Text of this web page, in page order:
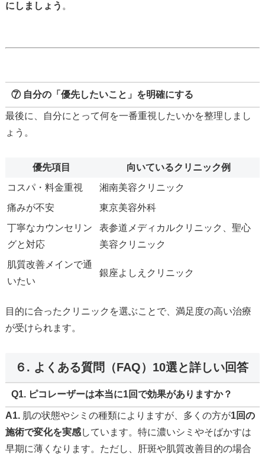
にしましょう 。
⑦ 自分の「優先したいこと」を明確にする
最後に、自分にとって何を一番重視したいかを整理しまし
ょう。
優先項目
向いているクリニック例
コスパ・料金重視
湘南美容クリニック
痛みが不安
東京美容外科
丁寧なカウンセリン
グと対応
表参道メディカルクリニック、聖心
美容クリニック
肌質改善メインで通
いたい
銀座よしえクリニック
目的に合ったクリニックを選ぶことで、満足度の高い治療
が受けられます。
６. よくある質問（FAQ）10選と詳しい回答
Q1. ピコレーザーは本当に1回で効果がありますか？
A1. 肌の状態やシミの種類によりますが、多くの方が1回の
施術で変化を実感しています。特に濃いシミやそばかすは
早期に薄くなります。ただし、肝斑や肌質改善目的の場合